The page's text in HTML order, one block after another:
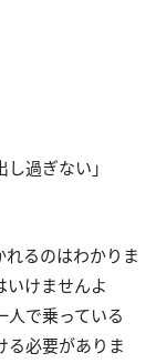
過ぎない」
るのはわかりま
いけませんよ
人で乗っている
る必要がありま